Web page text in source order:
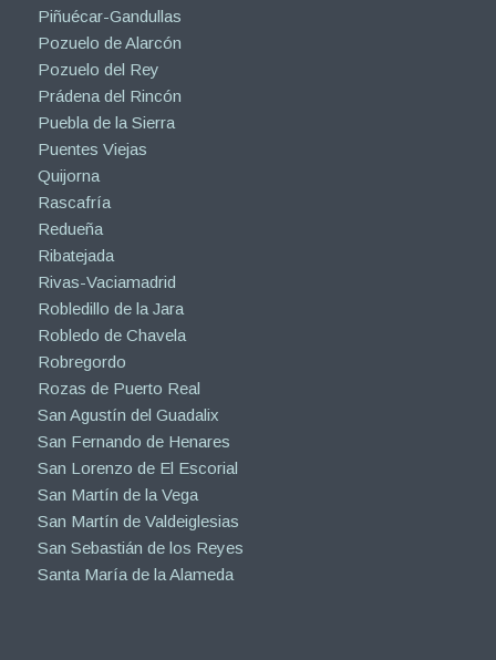
Piñuécar-Gandullas
Pozuelo de Alarcón
Pozuelo del Rey
Prádena del Rincón
Puebla de la Sierra
Puentes Viejas
Quijorna
Rascafría
Redueña
Ribatejada
Rivas-Vaciamadrid
Robledillo de la Jara
Robledo de Chavela
Robregordo
Rozas de Puerto Real
San Agustín del Guadalix
San Fernando de Henares
San Lorenzo de El Escorial
San Martín de la Vega
San Martín de Valdeiglesias
San Sebastián de los Reyes
Santa María de la Alameda